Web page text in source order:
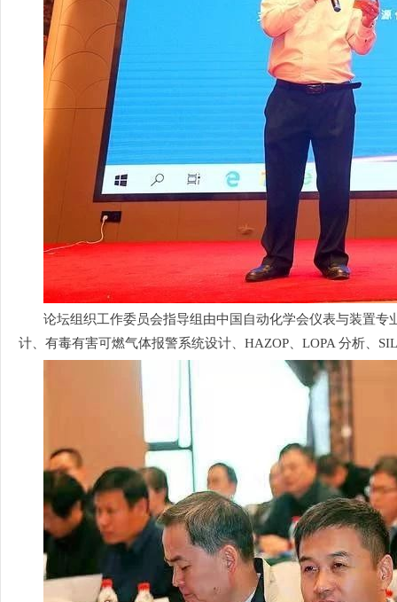
论坛组织工作委员会指导组由中国自动化学会仪表与装置
计、有毒有害可燃气体报警系统设计、HAZOP、LOPA 分析、